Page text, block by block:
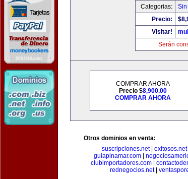
Categorias:
Precio:
Visitar!
Serán
COMPRAR AHORA
Precio $8,900.00
COMPRAR AHORA
Otros dominios en venta:
suscripciones.net| exitosos.net|
guiapinamar.com
clubimportadores.com
rednegocios.net|